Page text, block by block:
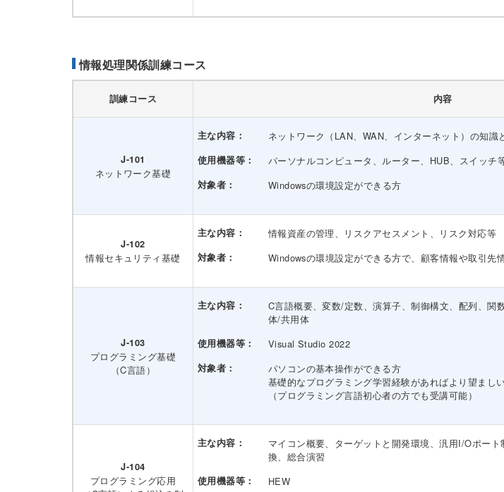
情報処理関係訓練コース
訓練コース 内容
J-101
ネットワーク基礎
主な内容： ネットワーク（LAN、WAN、インターネット）の知識
使用機器等： パーソナルコンピュータ、ルーター、HUB、スイッチ
対象者： Windowsの環境設定ができる方
J-102
情報セキュリティ基礎
主な内容： 情報資産の管理、リスクアセスメント、リスク対応等
対象者： Windowsの環境設定ができる方で、顧客情報や取引先
J-103
プログラミング基礎
（C言語）
主な内容：
C言語概要、変数/定数、演算子、制御構文、配列、関
体/共用体
使用機器等： Visual Studio 2022
対象者：
パソコンの基本操作ができる方
基礎的なプログラミング学習経験があればより望まし
（プログラミング言語初心者の方でも受講可能）
J-104
プログラミング応用
主な内容：
マイコン概要、ターゲットと開発環境、汎用I/Oポー
換、総合演習
使用機器等： HEW